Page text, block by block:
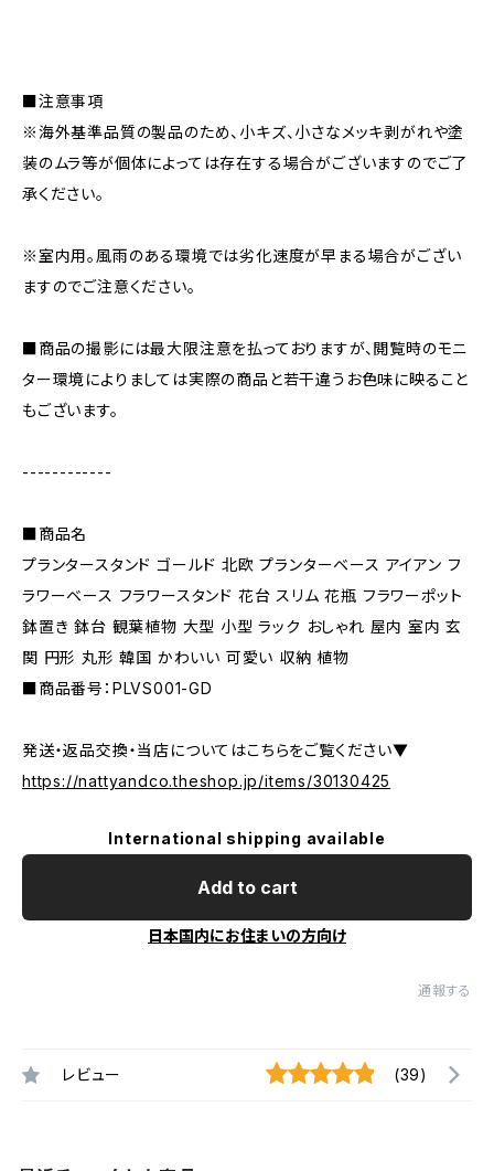
■注意事項
※海外基準品質の製品のため、小キズ、小さなメッキ剥がれや塗
装のムラ等が個体によっては存在する場合がございますのでご了
承ください。
※室内用。風雨のある環境では劣化速度が早まる場合がござい
ますのでご注意ください。
■商品の撮影には最大限注意を払っておりますが、閲覧時のモニ
ター環境によりましては実際の商品と若干違うお色味に映ること
もございます。
------------
■商品名
プランタースタンド ゴールド 北欧 プランターベース アイアン フ
ラワーベース フラワースタンド 花台 スリム 花瓶 フラワーポット
鉢置き 鉢台 観葉植物 大型 小型 ラック おしゃれ 屋内 室内 玄
関 円形 丸形 韓国 かわいい 可愛い 収納 植物
■商品番号：PLVS001-GD
発送・返品交換・当店についてはこちらをご覧ください▼
https://nattyandco.theshop.jp/items/30130425
International shipping available
Add to cart
日本国内にお住まいの方向け
通報する
レビュー (39)